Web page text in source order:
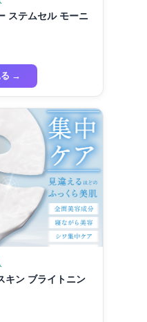
ステムセル モーニ
る →
キン ブライトニン